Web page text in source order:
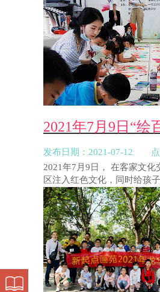
2021年7月9日“绘
发布日期：2021-07-12
2021年7月9日， 在客家文
区注入红色文化，同时给孩